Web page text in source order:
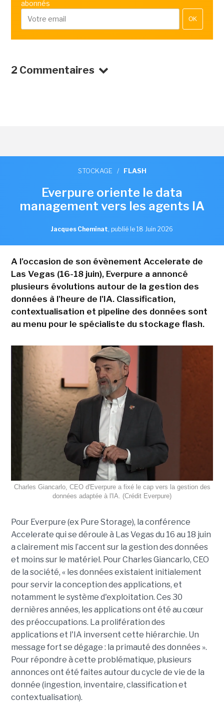
abonnés
OK
2 Commentaires
STOCKAGE / FLASH
Everpure oriente le data
management vers les agents IA
Jacques Cheminat, publié le 18 Juin 2026
A l'occasion de son évènement Accelerate de
Las Vegas (16-18 juin), Everpure a annoncé
plusieurs évolutions autour de la gestion des
données à l'heure de l'IA. Classification,
contextualisation et pipeline des données sont
au menu pour le spécialiste du stockage flash.
Charles Giancarlo, CEO d'Everpure a fixé le cap vers la gestion des
données adaptée à l'IA. (Crédit Everpure)
Pour Everpure (ex Pure Storage), la conférence
Accelerate qui se déroule à Las Vegas du 16 au 18 juin
a clairement mis l’accent sur la gestion des données
et moins sur le matériel. Pour Charles Giancarlo, CEO
de la société, « les données existaient initialement
pour servir la conception des applications, et
notamment le système d'exploitation. Ces 30
dernières années, les applications ont été au cœur
des préoccupations. La prolifération des
applications et l'IA inversent cette hiérarchie. Un
message fort se dégage : la primauté des données ».
Pour répondre à cette problématique, plusieurs
annonces ont été faites autour du cycle de vie de la
donnée (ingestion, inventaire, classification et
contextualisation).